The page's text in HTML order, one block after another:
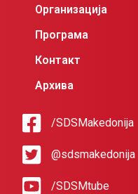
Организација
Програма
Контакт
Архива
/SDSMakedonija
@sdsmakedonija
/SDSMtube